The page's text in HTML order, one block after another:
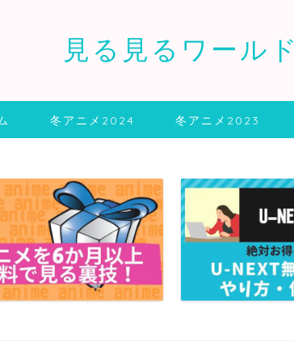
見る見るワールド
冬アニメ2024 冬アニメ2023